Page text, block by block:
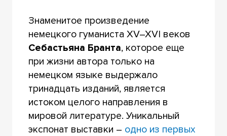
Знаменитое произведение
немецкого гуманиста XV–XVI веков
Себастьяна Бранта, которое еще
при жизни автора только на
немецком языке выдержало
тринадцать изданий, является
истоком целого направления в
мировой литературе. Уникальный
экспонат выставки – одно из первых